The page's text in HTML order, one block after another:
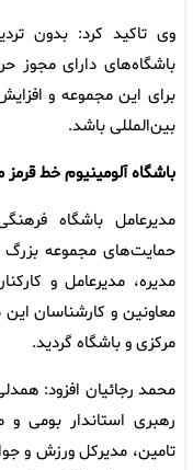
وی تاکید کرد: بدون
باشگاه‌های دارای مجوز
برای این مجموعه و
بین‌المللی باشد.
باشگاه آلومینیوم خط
مدیرعامل باشگاه
حمایت‌های مجموعه بزرگ
مدیره، مدیرعامل و
معاونین و کارشناسان
مرکزی و باشگاه گردید.
محمد رجائیان افزود:
رهبری استاندار بومی و
تامین، مدیرکل ورزش و